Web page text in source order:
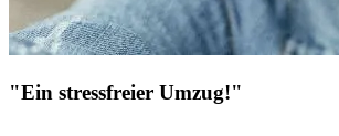
"Ein stressfreier Umzug!"